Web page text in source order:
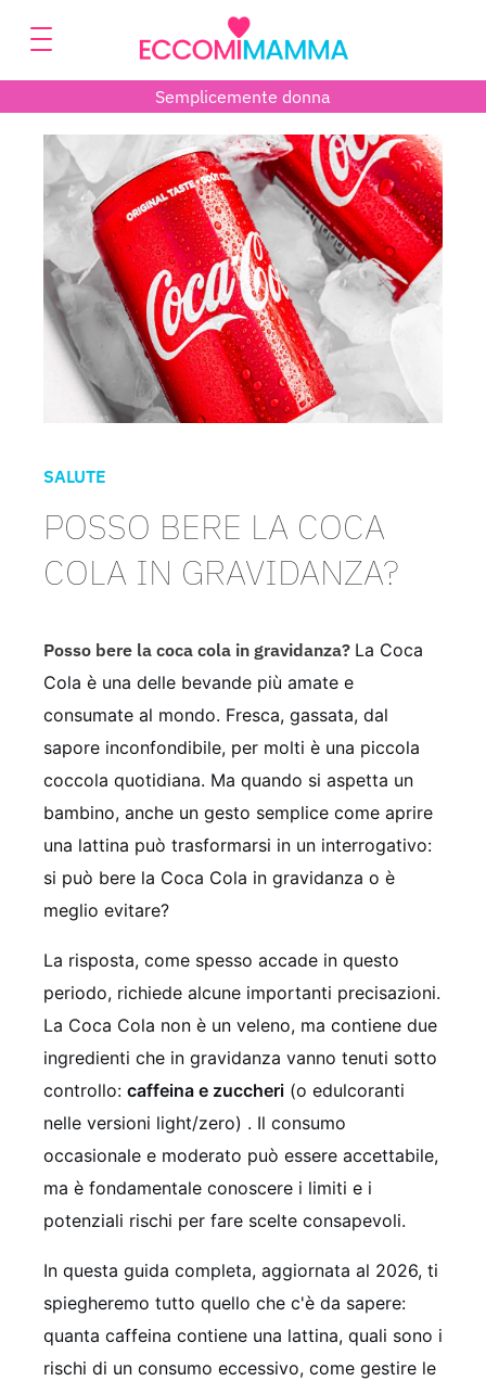
Semplicemente donna
SALUTE
POSSO BERE LA COCA
COLA IN GRAVIDANZA?
Posso bere la coca cola in gravidanza? La Coca
Cola è una delle bevande più amate e
consumate al mondo. Fresca, gassata, dal
sapore inconfondibile, per molti è una piccola
coccola quotidiana. Ma quando si aspetta un
bambino, anche un gesto semplice come aprire
una lattina può trasformarsi in un interrogativo:
si può bere la Coca Cola in gravidanza o è
meglio evitare?
La risposta, come spesso accade in questo
periodo, richiede alcune importanti precisazioni.
La Coca Cola non è un veleno, ma contiene due
ingredienti che in gravidanza vanno tenuti sotto
controllo: caffeina e zuccheri (o edulcoranti
nelle versioni light/zero) . Il consumo
occasionale e moderato può essere accettabile,
ma è fondamentale conoscere i limiti e i
potenziali rischi per fare scelte consapevoli.
In questa guida completa, aggiornata al 2026, ti
spiegheremo tutto quello che c'è da sapere:
quanta caffeina contiene una lattina, quali sono i
rischi di un consumo eccessivo, come gestire le